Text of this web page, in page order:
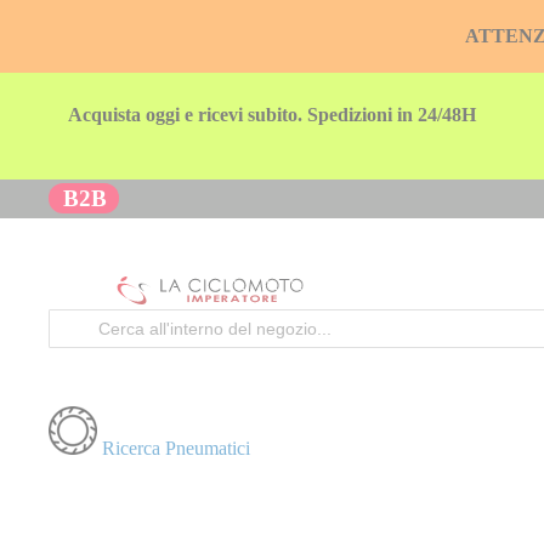
Acquista oggi e ricevi subito. Spedizioni in 24/48H
B2B
Ricerca Pneumatici